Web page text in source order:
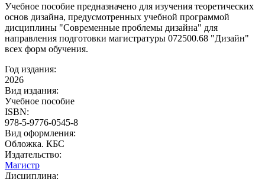
Учебное пособие предназначено для изучения теоретических
основ дизайна, предусмотренных учебной программой
дисциплины "Современные проблемы дизайна" для
направления подготовки магистратуры 072500.68 "Дизайн"
всех форм обучения.
Год издания:
2026
Вид издания:
Учебное пособие
ISBN:
978-5-9776-0545-8
Вид оформления:
Обложка. КБС
Издательство:
Магистр
Дисциплина: